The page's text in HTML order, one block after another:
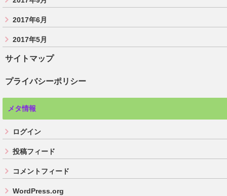
2017年6月
2017年5月
サイトマップ
プライバシーポリシー
メタ情報
ログイン
投稿フィード
コメントフィード
WordPress.org